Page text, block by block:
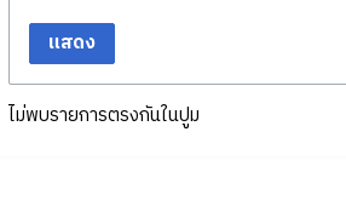
แสดง
ไม่พบรายการตรงกันในปูม